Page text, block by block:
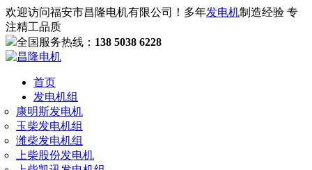
欢迎访问福安市昌隆电机有限公司！多年发电机制造经验 专
注精工品质
全国服务热线： 138 5038 6228
首页
发电机组
康明斯发电机
玉柴发电机组
潍柴发电机组
上柴股份发电机